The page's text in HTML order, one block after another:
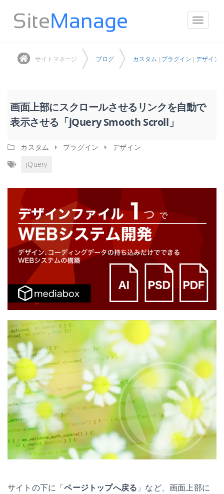
ナ
ー
を
切
サイトマネージ ブログ カスタム | プラグイン | デザイン
画面上部にスクロールさせるリンクを自動で
表示させる「jQuery Smooth Scroll」
カスタム プラグイン
デザイン
jQuery
サイトの下に「ページトップへ戻る 」など、画面上部に